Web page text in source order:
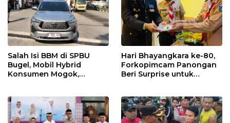
Salah Isi BBM di SPBU
Bugel, Mobil Hybrid
Konsumen Mogok,
Hari Bhayangkara ke-80,
Forkopimcam Panongan
Beri Surprise untuk